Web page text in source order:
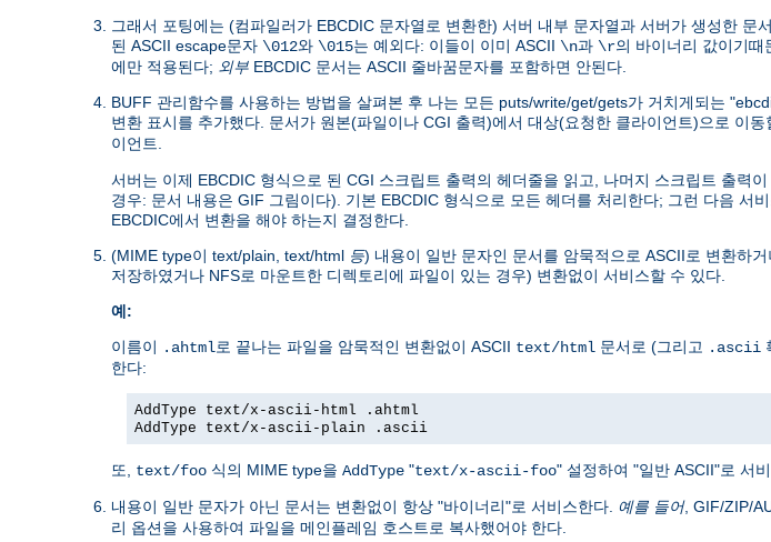
그래서 포팅에는 (컴파일러가 EBCDIC 문자열로 변환한) 서버 내부 문자열과 서버가 생성한
된 ASCII escape문자 \012와 \015는 예외다: 이들이 이미 ASCII \n과 \r의 바이너리 값이기때
에만 적용된다; 외부 EBCDIC 문서는 ASCII 줄바꿈문자를 포함하면 안된다.
BUFF 관리함수를 사용하는 방법을 살펴본 후 나는 모든 puts/write/get/gets가 거치게되는
변환 표시를 추가했다. 문서가 원본(파일이나 CGI 출력)에서 대상(요청한 클라이언트)으로 이
이언트
서버는 이제 EBCDIC 형식으로 된 CGI 스크립트 출력의 헤더줄을 읽고, 나머지 스크립트 출력
경우: 문서 내용은 GIF 그림이다). 기본 EBCDIC 형식으로 모든 헤더를 처리한다; 그런 다음 서
EBCDIC에서 변환을 해야 하는지 결정한다.
(MIME type이 text/plain, text/html 등) 내용이 일반 문자인 문서를 암묵적으로 ASCII로 변환하
저장하였거나 NFS로 마운트한 디렉토리에 파일이 있는 경우) 변환없이 서비스할 수 있다.
예:
이름이 .ahtml로 끝나는 파일을 암묵적인 변환없이 ASCII text/html 문서로 (그리고 .ascii
한다:
AddType text/x-ascii-html .ahtml
AddType text/x-ascii-plain .ascii
또, text/foo 식의 MIME type을 AddType "text/x-ascii-foo" 설정하여 "일반 ASCII"로 서
내용이 일반 문자가 아닌 문서는 변환없이 항상 "바이너리"로 서비스한다. 예를 들어, GIF/ZIP/
리 옵션을 사용하여 파일을 메인플레임 호스트로 복사했어야 한다.